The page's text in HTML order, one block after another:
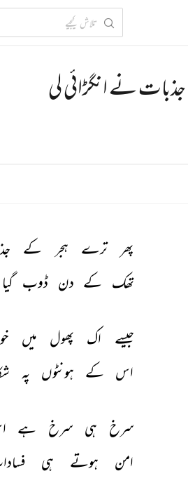
نے انگڑائی لی
پھر ترے ہجر کے
تھک کے دن ڈوب گیا
جیسے اک پھول میں
اس
کے ہونٹوں پہ
سرخ ہی سرخ ہے
امن
ہوتے ہی